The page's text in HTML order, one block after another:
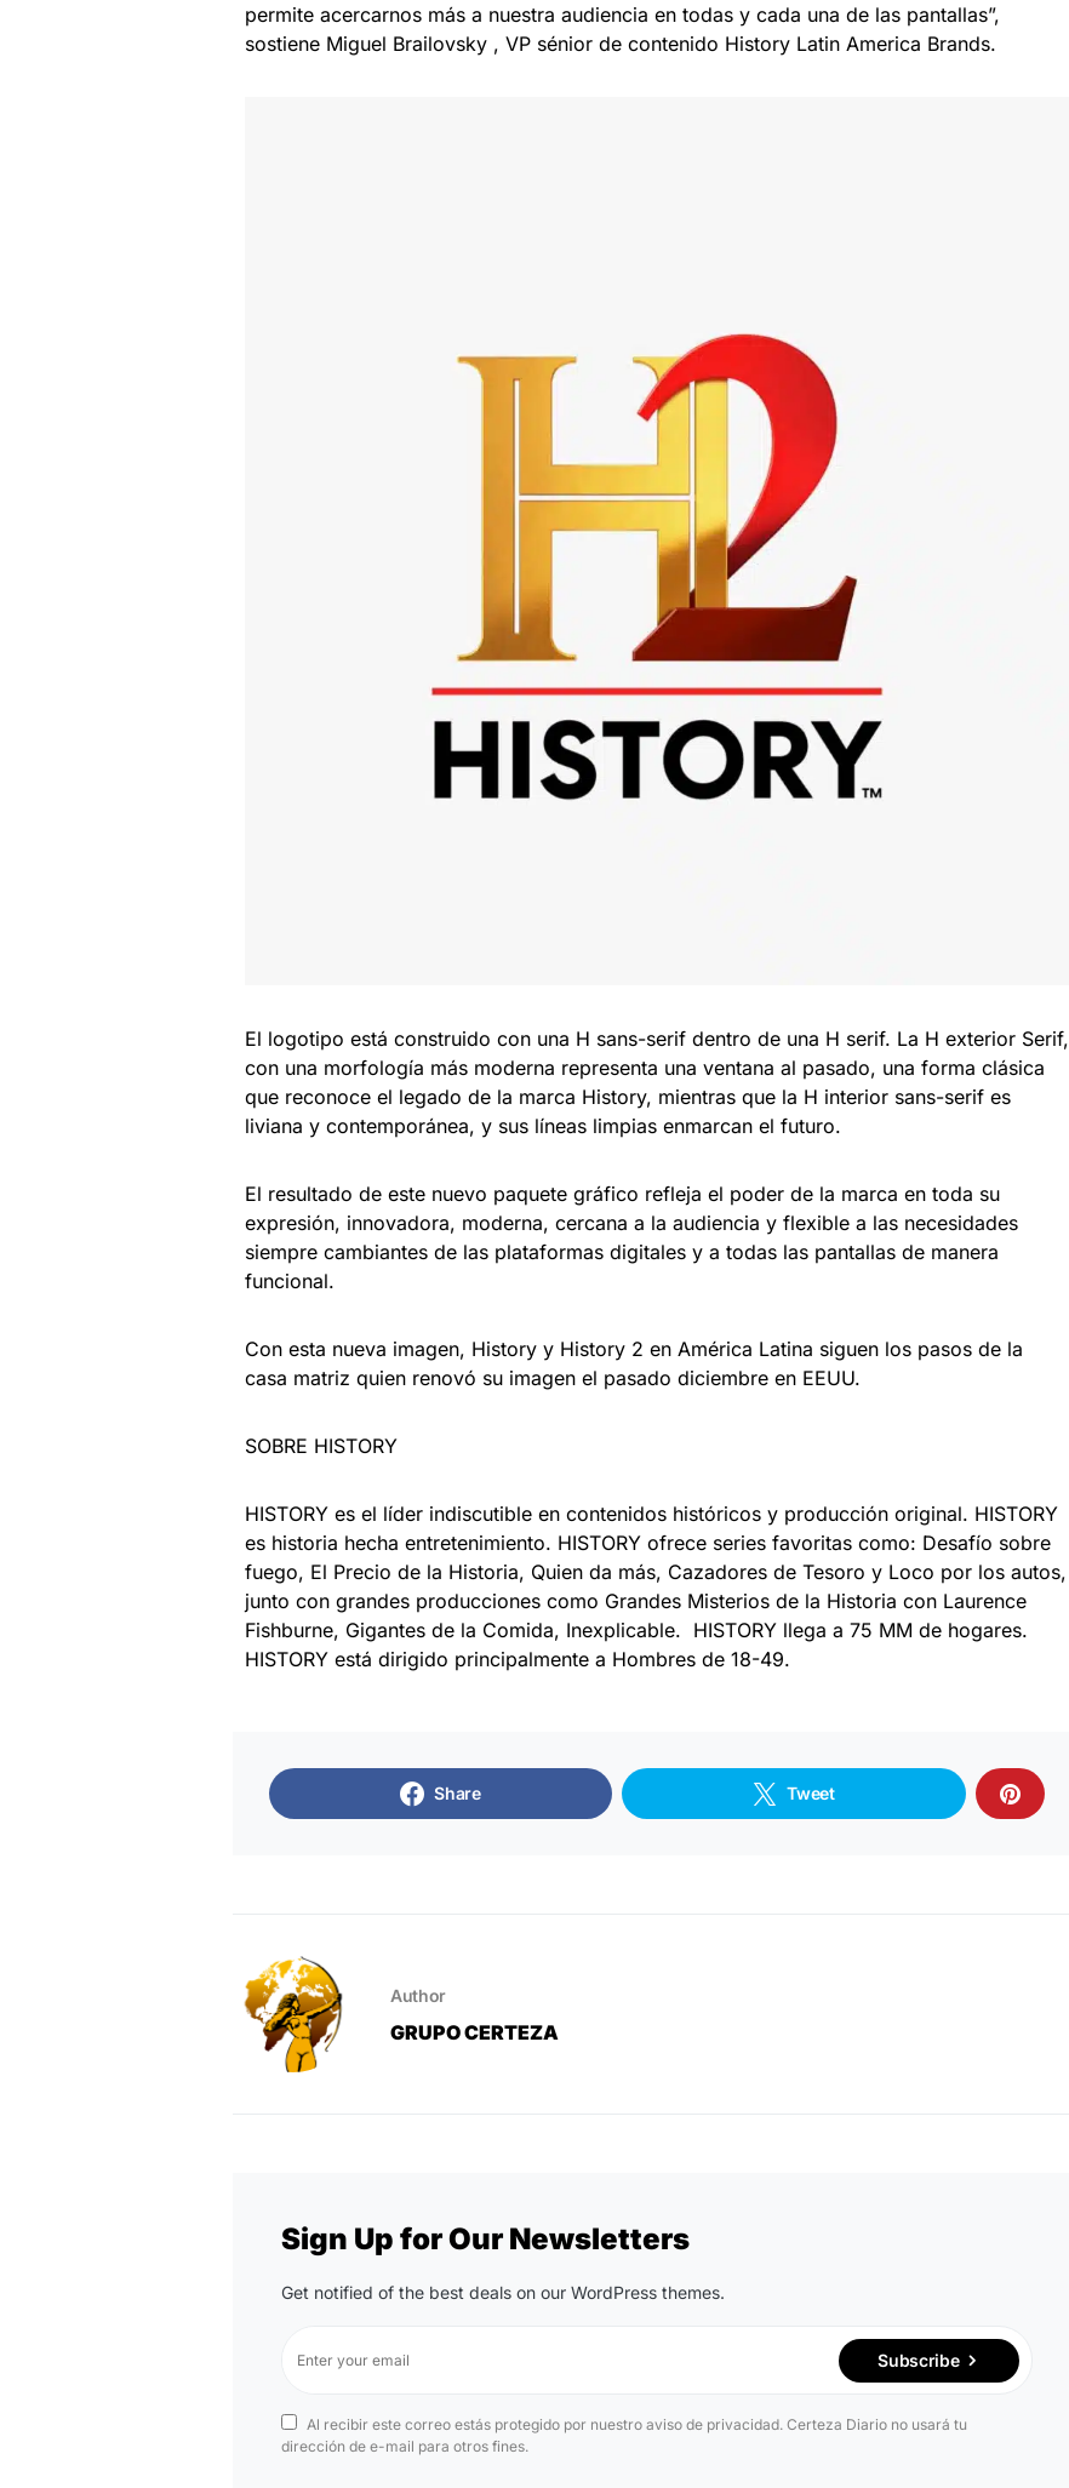
permite acercarnos más a nuestra audiencia en todas y cada una de las pantallas”,
sostiene Miguel Brailovsky , VP sénior de contenido History Latin America Brands.
El logotipo está construido con una H sans-serif dentro de una H serif. La H exterior Serif,
con una morfología más moderna representa una ventana al pasado, una forma clásica
que reconoce el legado de la marca History, mientras que la H interior sans-serif es
liviana y contemporánea, y sus líneas limpias enmarcan el futuro.
El resultado de este nuevo paquete gráfico refleja el poder de la marca en toda su
expresión, innovadora, moderna, cercana a la audiencia y flexible a las necesidades
siempre cambiantes de las plataformas digitales y a todas las pantallas de manera
funcional.
Con esta nueva imagen, History y History 2 en América Latina siguen los pasos de la
casa matriz quien renovó su imagen el pasado diciembre en EEUU.
SOBRE HISTORY
HISTORY es el líder indiscutible en contenidos históricos y producción original. HISTORY
es historia hecha entretenimiento. HISTORY ofrece series favoritas como: Desafío sobre
fuego, El Precio de la Historia, Quien da más, Cazadores de Tesoro y Loco por los autos,
junto con grandes producciones como Grandes Misterios de la Historia con Laurence
Fishburne, Gigantes de la Comida, Inexplicable. HISTORY llega a 75 MM de hogares.
HISTORY está dirigido principalmente a Hombres de 18-49.
Share Tweet
Author
GRUPO CERTEZA
Sign Up for Our Newsletters
Get notified of the best deals on our WordPress themes.
Subscribe
Al recibir este correo estás protegido por nuestro aviso de privacidad. Certeza Diario no usará tu
dirección de e-mail para otros fines.